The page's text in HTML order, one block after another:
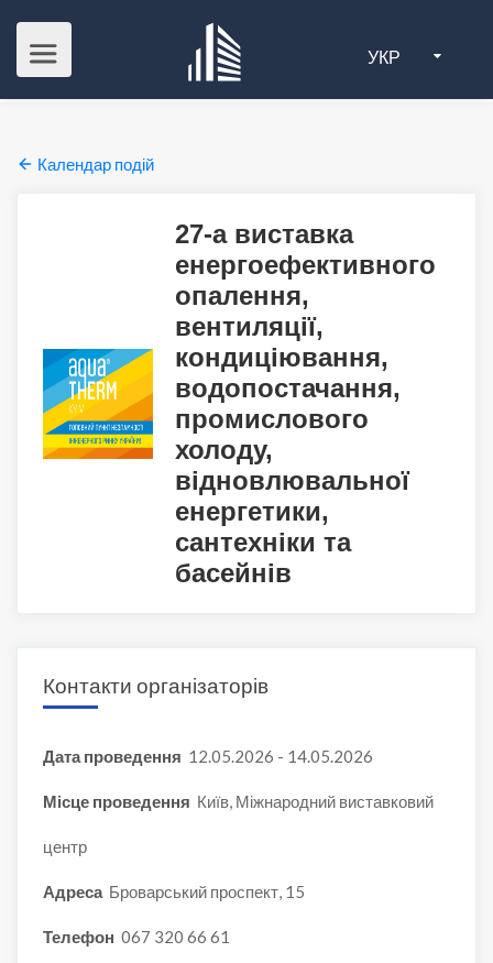
УКР
Календар подій
27-а виставка
енергоефективного
опалення,
вентиляції,
кондиціювання,
водопостачання,
промислового
холоду,
відновлювальної
енергетики,
сантехніки та
басейнів
Контакти організаторів
Дата проведення 12.05.2026 - 14.05.2026
Місце проведення Київ, Міжнародний виставковий
центр
Адреса Броварський проспект, 15
Телефон 067 320 66 61